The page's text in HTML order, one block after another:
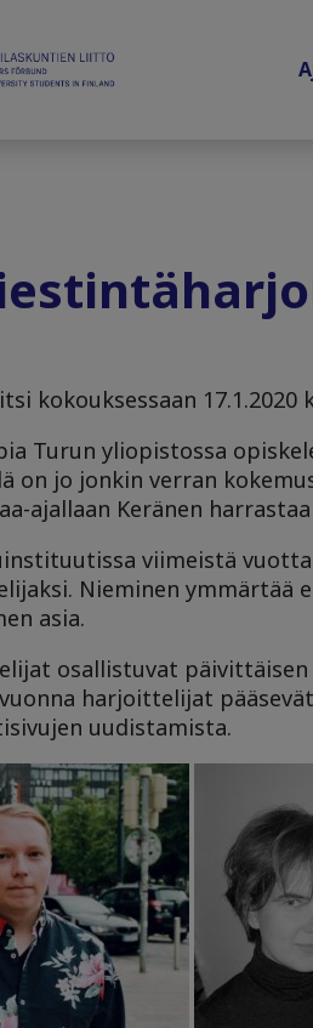
kokouksessaan
Turun yliopistossa
on jo jonkin verran
ajallaan Keränen
viimeistä
Nieminen ymmärtää
asia.
osallistuvat
harjoittelijat
uudistamista.